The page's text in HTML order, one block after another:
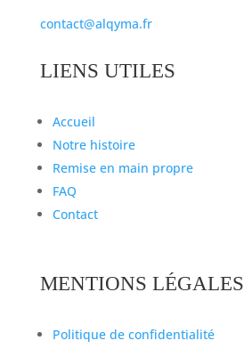
contact@alqyma.fr
LIENS UTILES
Accueil
Notre histoire
Remise en main propre
FAQ
Contact
MENTIONS LÉGALES
Politique de confidentialité